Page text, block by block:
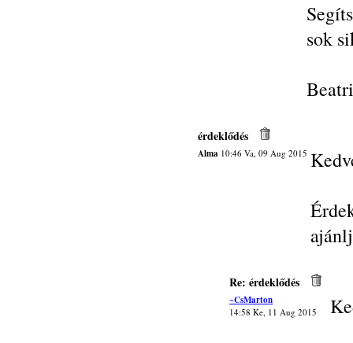
sok
érdeklődés
Alma 10:46 Va, 09 Aug 2015
Re: érdeklődés
~CsMarton
14:58 Ke, 11 Aug 2015